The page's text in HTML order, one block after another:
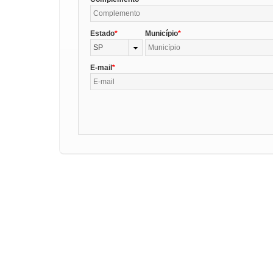
Estado
SP
Município
E-mail